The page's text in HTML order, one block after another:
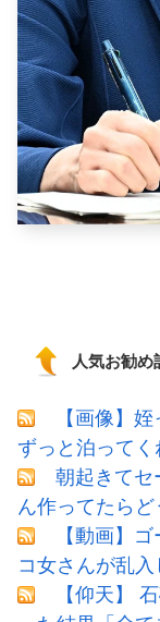
人気お勧め
【画像】
ずっと泊ってく
朝起きてセ
ん作ってたらど
【動画】
コ女さんが乱
【仰天】